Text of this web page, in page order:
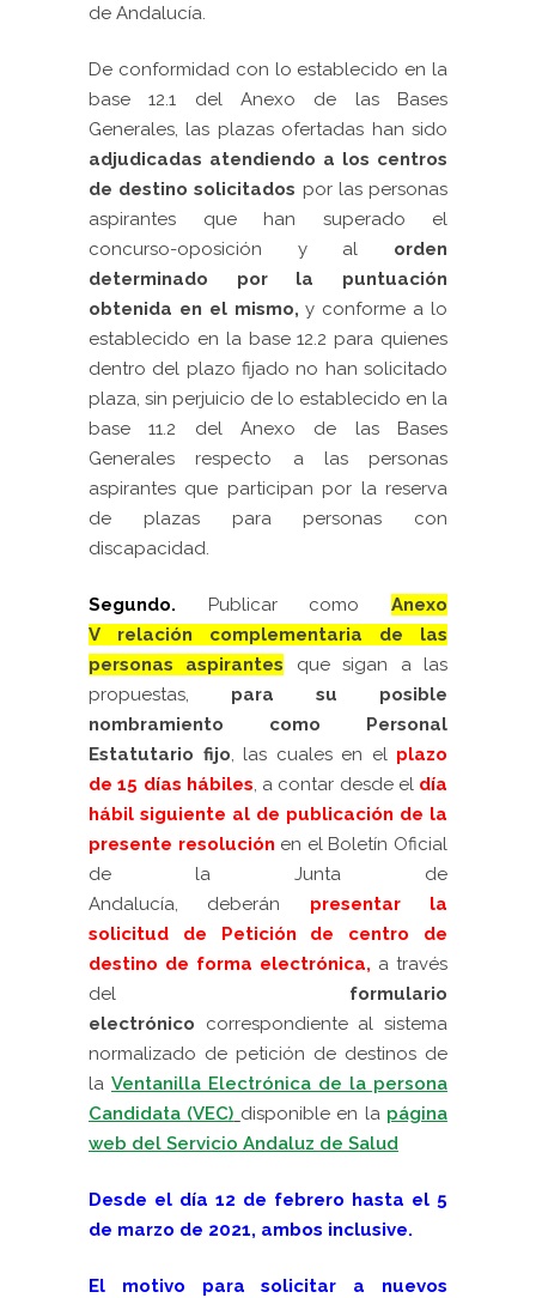
de Andalucía.
De conformidad con lo establecido en la
base 12.1 del Anexo de las Bases
Generales, las plazas ofertadas han sido
adjudicadas atendiendo a los centros
de destino solicitados por las personas
aspirantes que han superado el
concurso-oposición y al orden
determinado por la puntuación
obtenida en el mismo, y conforme a lo
establecido en la base 12.2 para quienes
dentro del plazo fijado no han solicitado
plaza, sin perjuicio de lo establecido en la
base 11.2 del Anexo de las Bases
Generales respecto a las personas
aspirantes que participan por la reserva
de plazas para personas con
discapacidad.
Segundo. PublicarcomoAnexo
V
relación complementaria de las
personas aspirantes que sigan a las
propuestas, para su posible
nombramiento como Personal
Estatutario fijo, las cuales en elplazo
de 15 días hábiles, a contar desde el día
hábil siguiente al de publicación de la
presente resolución en el Boletín Oficial
de la Junta de
Andalucía, deberán presentar la
solicitud de Petición de centro de
destino de forma electrónica, a través
del formulario
electrónico correspondiente al sistema
normalizado de petición de destinos de
la Ventanilla Electrónica de la persona
Candidata (VEC) disponible en la página
web del Servicio Andaluz de Salud
Desde el día 12 de febrero hasta el 5
de marzo de 2021, ambos inclusive.
El motivo para solicitar a nuevos